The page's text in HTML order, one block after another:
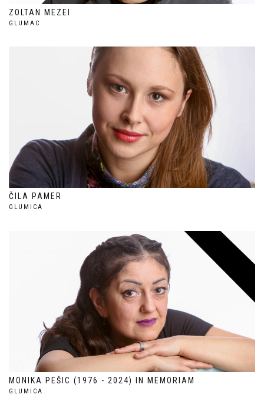
ZOLTAN MEZEI
GLUMAC
ČILA PAMER
GLUMICA
MONIKA PEŠIC (1976 - 2024) IN MEMORIAM
GLUMICA